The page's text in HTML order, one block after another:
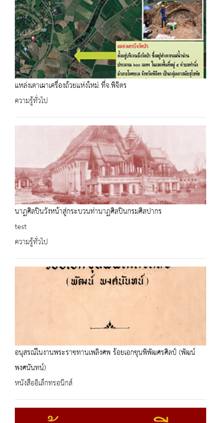
แหล่งเตาเผาเครื่องถ้วยแห่งใหม่​ ที่จ.พิจิตร
ความรู้ทั่วไป
นาฏศิลปินวังหน้าสู่กระบวนท่านาฏศิลปินกรมศิลปากร
test
ความรู้ทั่วไป
อนุสรณ์ในงานพระราชทานเพลิงศพ ร้อยเอกขุนพิพัฒศรศิลป์ (พัฒน์
พงศนันทน์)
หนังสืออิเล็กทรอนิกส์